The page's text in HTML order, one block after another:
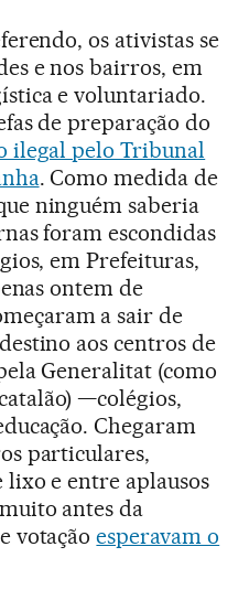
os ativistas se
e nos bairros, em
e voluntariado.
de preparação do
ilegal pelo Tribunal
. Como medida de
ninguém saberia
foram escondidas
em Prefeituras,
ontem de
a sair de
aos centros de
Generalitat (como
—colégios,
Chegaram
particulares,
lixo e entre aplausos
antes da
votaçãoesperavam o